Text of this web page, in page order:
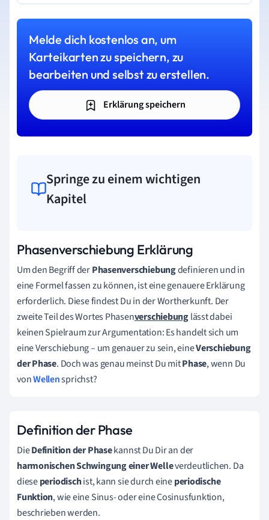
Melde dich kostenlos an, um
Karteikarten zu speichern, zu
bearbeiten und selbst zu erstellen.
Erklärung speichern
Springe zu einem wichtigen
Kapitel
Phasenverschiebung Erklärung
Um den Begriff derPhasenverschiebungdefinieren und in
eine Formel fassen zu können, ist eine genauere Erklärung
erforderlich. Diese findest Du in der Wortherkunft. Der
zweite Teil des Wortes Phasenverschiebunglässt dabei
keinen Spielraum zur Argumentation: Es handelt sich um
eine Verschiebung – um genauer zu sein, eineVerschiebung
der Phase. Doch was genau meinst Du mitPhase, wenn Du
vonWellensprichst?
Definition der Phase
DieDefinition der Phasekannst Du Dir an der
harmonischen Schwingung einer Welleverdeutlichen. Da
dieseperiodischist, kann sie durch eineperiodische
Funktion, wie eine Sinus- oder eine Cosinusfunktion,
beschrieben werden.